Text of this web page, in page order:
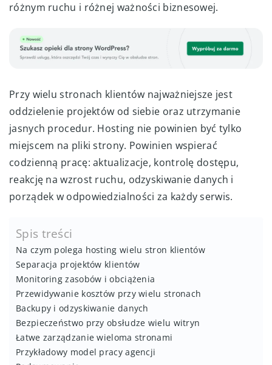
różnym ruchu i różnej ważności biznesowej.
Przy wielu stronach klientów najważniejsze jest
oddzielenie projektów od siebie oraz utrzymanie
jasnych procedur. Hosting nie powinien być tylko
miejscem na pliki strony. Powinien wspierać
codzienną pracę: aktualizacje, kontrolę dostępu,
reakcję na wzrost ruchu, odzyskiwanie danych i
porządek w odpowiedzialności za każdy serwis.
Spis treści
Na czym polega hosting wielu stron klientów
Separacja projektów klientów
Monitoring zasobów i obciążenia
Przewidywanie kosztów przy wielu stronach
Backupy i odzyskiwanie danych
Bezpieczeństwo przy obsłudze wielu witryn
Łatwe zarządzanie wieloma stronami
Przykładowy model pracy agencji